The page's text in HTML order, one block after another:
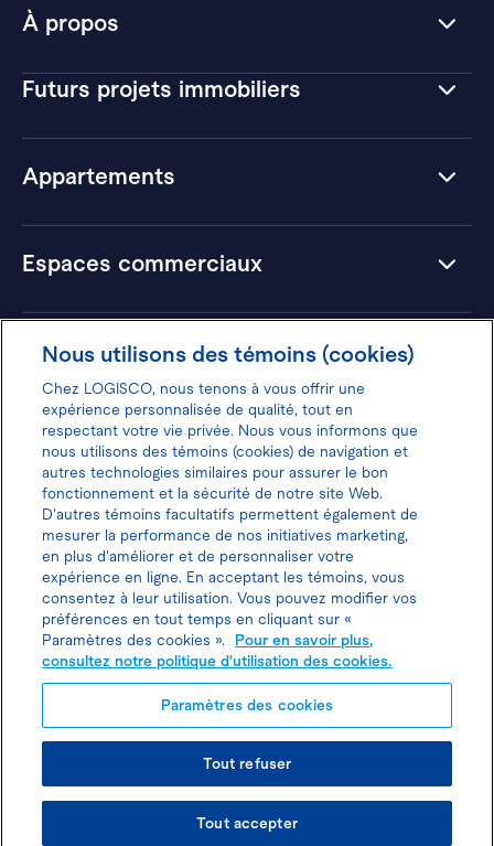
À propos
Futurs projets immobiliers
Appartements
Espaces commerciaux
Hôtels
Donnez votre avis pour gagner 100$
Politique d'utilisation des cookies
Politique de protection des
renseignements personnels
© TOUS DROITS RÉSERVÉS LOGISCO 2026
Nous utilisons des témoins (cookies)
Chez LOGISCO, nous tenons à vous offrir une
expérience personnalisée de qualité, tout en
respectant votre vie privée. Nous vous informons que
nous utilisons des témoins (cookies) de navigation et
autres technologies similaires pour assurer le bon
fonctionnement et la sécurité de notre site Web.
D'autres témoins facultatifs permettent également de
mesurer la performance de nos initiatives marketing,
en plus d'améliorer et de personnaliser votre
expérience en ligne. En acceptant les témoins, vous
consentez à leur utilisation. Vous pouvez modifier vos
préférences en tout temps en cliquant sur «
Paramètres des cookies ».
Pour en savoir plus,
consultez notre politique d'utilisation des cookies.
Paramètres des cookies
Tout refuser
Tout accepter